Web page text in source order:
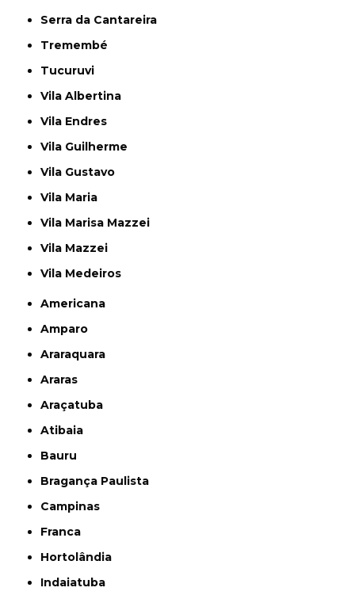
Serra da Cantareira
Tremembé
Tucuruvi
Vila Albertina
Vila Endres
Vila Guilherme
Vila Gustavo
Vila Maria
Vila Marisa Mazzei
Vila Mazzei
Vila Medeiros
Americana
Amparo
Araraquara
Araras
Araçatuba
Atibaia
Bauru
Bragança Paulista
Campinas
Franca
Hortolândia
Indaiatuba